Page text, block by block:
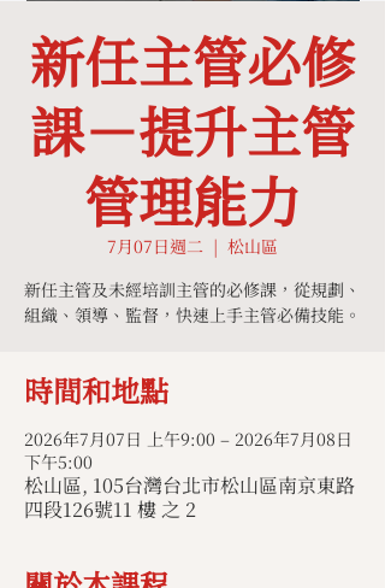
新任主管必修
課－提升主管
管理能力
7月07日週二
  |
松山區
新任主管及未經培訓主管的必修課，從規劃、
組織、領導、監督，快速上手主管必備技能。
時間和地點
2026年7月07日 上午9:00 – 2026年7月08日
下午5:00
松山區, 105台灣台北市松山區南京東路
四段126號11 樓 之 2